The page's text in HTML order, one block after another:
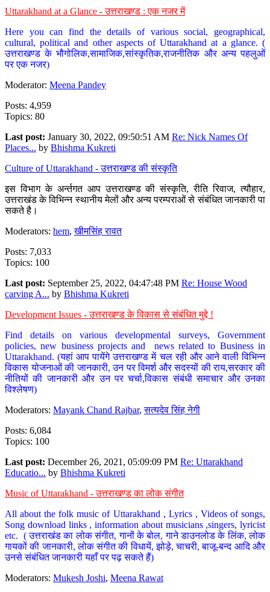
Uttarakhand at a Glance - उत्तराखण्ड : एक नजर में
Here you can find the details of various social, geographical,
cultural, political and other aspects of Uttarakhand at a glance. (
उत्तराखण्ड के भौगोलिक,सामाजिक,सांस्कृतिक,राजनीतिक और अन्य पहलुओं
पर एक नजर)
Moderator: Meena Pandey
Posts: 4,959
Topics: 80
Last post: January 30, 2022, 09:50:51 AM Re: Nick Names Of
Places... by Bhishma Kukreti
Culture of Uttarakhand - उत्तराखण्ड की संस्कृति
इस विभाग के अर्न्तगत आप उत्तराखण्ड की संस्कृति, रीति रिवाज, त्यौहार,
उत्तराखंड के विभिन्न स्थानीय मेलों और अन्य परम्पराओं से संबंधित जानकारी पा
सकते है।
Moderators: hem,खीमसिंह रावत
Posts: 7,033
Topics: 100
Last post: September 25, 2022, 04:47:48 PM Re: House Wood
carving A... by Bhishma Kukreti
Development Issues - उत्तराखण्ड के विकास से संबंधित मुद्दे !
Find details on various developmental surveys, Government
policies, new business projects and news related to Business in
Uttarakhand. (यहां आप पायेंगे उत्तराखण्ड में चल रही और आने वाली विभिन्न
विकास योजनाओं की जानकारी, उन पर विमर्श और सदस्यों की राय,सरकार की
नीतियों की जानकारी और उन पर चर्चा,विकास संबंधी समाचार और उनका
विश्लेषण)
Moderators: Mayank Chand Rajbar,सत्यदेव सिंह नेगी
Posts: 6,084
Topics: 100
Last post: December 26, 2021, 05:09:09 PM Re: Uttarakhand
Educatio... by Bhishma Kukreti
Music of Uttarakhand - उत्तराखण्ड का लोक संगीत
All about the folk music of Uttarakhand , Lyrics , Videos of songs,
Song download links , information about musicians ,singers, lyricist
etc. ( उत्तराखंड का लोक संगीत, गानों के बोल, गाने डाउनलोड के लिंक, लोक
गायकों की जानकारी, लोक संगीत की विधायें, झोड़े, चाचरी, बाजू-बन्द आदि और
उनसे संबंधित जानकारी यहाँ पर पढ़ सकते हैं)
Moderators: Mukesh Joshi, Meena Rawat